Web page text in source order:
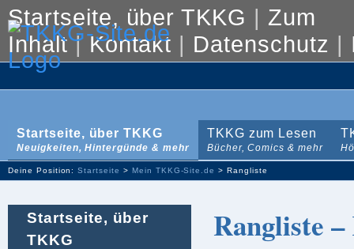
Startseite, über TKKG | Zum
Inhalt|Kontakt | Datenschutz |
Startseite, über TKKG
Neuigkeiten, Hintergünde & mehr
TKKG zum Lesen
Bücher, Comics & mehr
Deine Position:Startseite > Mein TKKG-Site.de > Rangliste
Rangliste
Startseite, über
TKKG